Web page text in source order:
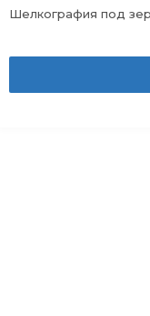
Шелкография